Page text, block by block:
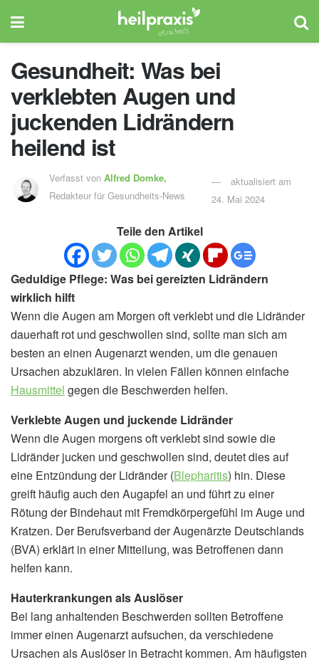
Gesundheit: Was bei
verklebten Augen und
juckenden Lidrändern
heilend ist
Verfasst von Alfred Domke,
Redakteur für Gesundheits-News
aktualisiert am
24. Mai 2024
Teile den Artikel
Geduldige Pflege: Was bei gereizten Lidrändern
wirklich hilft
Wenn die Augen am Morgen oft verklebt und die Lidränder
dauerhaft rot und geschwollen sind, sollte man sich am
besten an einen Augenarzt wenden, um die genauen
Ursachen abzuklären. In vielen Fällen können einfache
Hausmittel gegen die Beschwerden helfen.
Verklebte Augen und juckende Lidränder
Wenn die Augen morgens oft verklebt sind sowie die
Lidränder jucken und geschwollen sind, deutet dies auf
eine Entzündung der Lidränder (Blepharitis) hin. Diese
greift häufig auch den Augapfel an und führt zu einer
Rötung der Bindehaut mit Fremdkörpergefühl im Auge und
Kratzen. Der Berufsverband der Augenärzte Deutschlands
(BVA) erklärt in einer Mitteilung, was Betroffenen dann
helfen kann.
Hauterkrankungen als Auslöser
Bei lang anhaltenden Beschwerden sollten Betroffene
immer einen Augenarzt aufsuchen, da verschiedene
Ursachen als Auslöser in Betracht kommen. Am häufigsten